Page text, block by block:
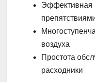
Эффективная
воздуха
Простота
расходники